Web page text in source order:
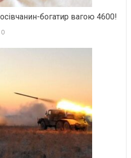
богатир вагою 4600!
0